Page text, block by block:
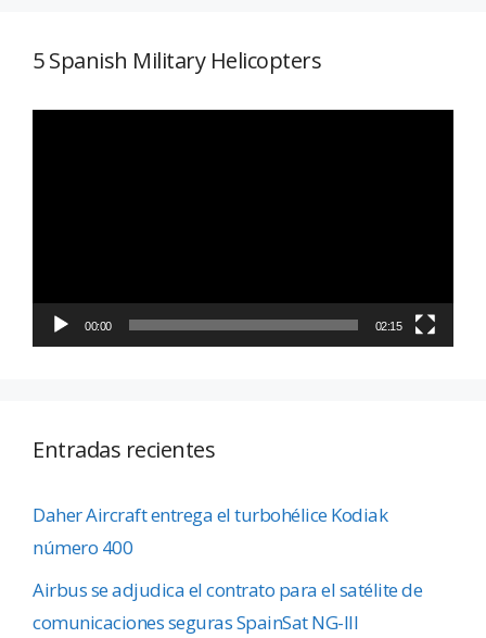
5 Spanish Military Helicopters
00:00 02:15
Entradas recientes
Daher Aircraft entrega el turbohélice Kodiak
número 400
Airbus se adjudica el contrato para el satélite de
comunicaciones seguras SpainSat NG-III